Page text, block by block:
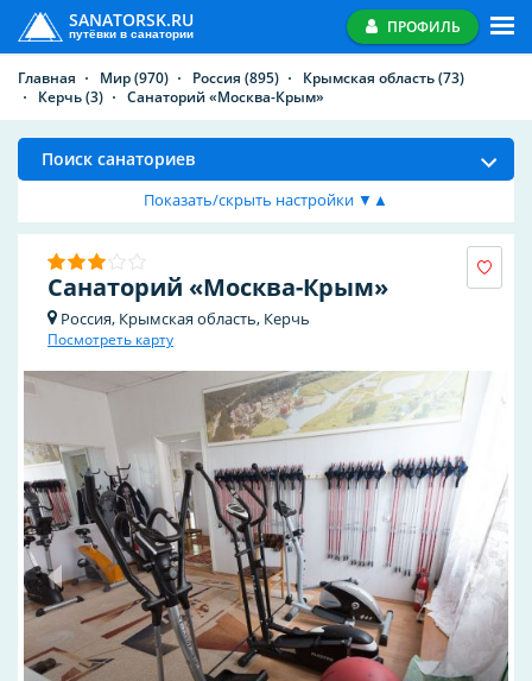
SANATORSK.RU
путёвки в санатории ПРОФИЛЬ
Главная Мир(970) Россия (895) Крымская область(73)
Керчь(3) Санаторий «Москва-Крым»
Поиск санаториев
Показать/скрыть настройки ▼▲
Санаторий «Москва-Крым»
Россия, Крымская область, Керчь
Посмотреть карту